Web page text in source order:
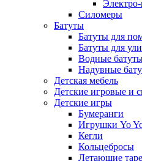
Силомеры
Батуты
Батуты для
Батуты для
Водные
Надувные
Детская мебель
Детские игровые и
Детские игры
Бумеранги
Игрушки Yo
Кегли
Кольцебросы
Летающие